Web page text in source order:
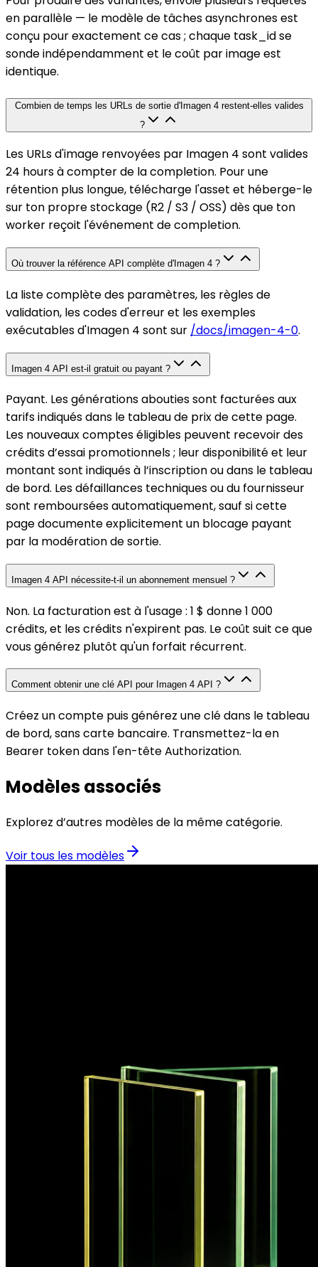
en parallèle — le modèle de tâches asynchrones est
conçu pour exactement ce cas ; chaque task_id se
sonde indépendamment et le coût par image est
identique.
Combien de temps les URLs de sortie d'Imagen 4 restent-elles valides
?
Les URLs d'image renvoyées par Imagen 4 sont valides
24 hours à compter de la completion. Pour une
rétention plus longue, télécharge l'asset et héberge-le
sur ton propre stockage (R2 / S3 / OSS) dès que ton
worker reçoit l'événement de completion.
Où trouver la référence API complète d'Imagen 4 ?
La liste complète des paramètres, les règles de
validation, les codes d'erreur et les exemples
exécutables d'Imagen 4 sont sur /docs/imagen-4-0.
Imagen 4 API est-il gratuit ou payant ?
Payant. Les générations abouties sont facturées aux
tarifs indiqués dans le tableau de prix de cette page.
Les nouveaux comptes éligibles peuvent recevoir des
crédits d’essai promotionnels ; leur disponibilité et leur
montant sont indiqués à l’inscription ou dans le tableau
de bord. Les défaillances techniques ou du fournisseur
sont remboursées automatiquement, sauf si cette
page documente explicitement un blocage payant
par la modération de sortie.
Imagen 4 API nécessite-t-il un abonnement mensuel ?
Non. La facturation est à l'usage : 1 $ donne 1 000
crédits, et les crédits n'expirent pas. Le coût suit ce que
vous générez plutôt qu'un forfait récurrent.
Comment obtenir une clé API pour Imagen 4 API ?
Créez un compte puis générez une clé dans le tableau
de bord, sans carte bancaire. Transmettez-la en
Bearer token dans l'en-tête Authorization.
Modèles associés
Explorez d’autres modèles de la même catégorie.
Voir tous les modèles